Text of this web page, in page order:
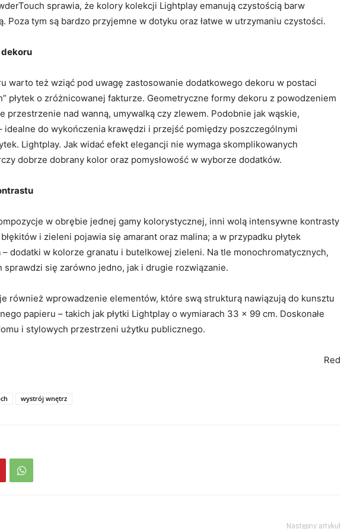
sprawia, że kolory kolekcji Lightplay emanują czystością barw
Poza tym są bardzo przyjemne w dotyku oraz łatwe w utrzymaniu czystości.
warto też wziąć pod uwagę zastosowanie dodatkowego dekoru w postaci
płytek o zróżnicowanej fakturze. Geometryczne formy dekoru z powodzeniem
przestrzenie nad wanną, umywalką czy zlewem. Podobnie jak wąskie,
idealne do wykończenia krawędzi i przejść pomiędzy poszczególnymi
Lightplay. Jak widać efekt elegancji nie wymaga skomplikowanych
dobrze dobrany kolor oraz pomysłowość w wyborze dodatków.
w obrębie jednej gamy kolorystycznej, inni wolą intensywne kontrasty
i zieleni pojawia się amarant oraz malina; a w przypadku płytek
– dodatki w kolorze granatu i butelkowej zieleni. Na tle monochromatycznych,
sprawdzi się zarówno jedno, jak i drugie rozwiązanie.
również wprowadzenie elementów, które swą strukturą nawiązują do kunsztu
papieru – takich jak płytki Lightplay o wymiarach 33 x 99 cm. Doskonałe
i stylowych przestrzeni użytku publicznego.
Red
wystrój wnętrz
Następny artykuł